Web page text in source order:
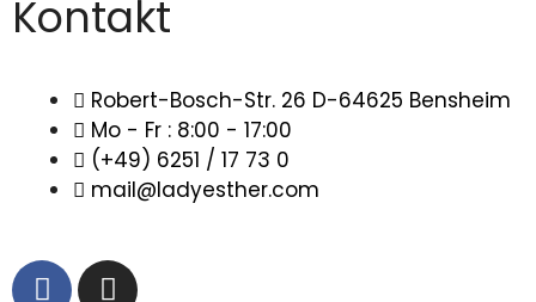
Kontakt
Robert-Bosch-Str. 26 D-64625 Bensheim
Mo - Fr : 8:00 - 17:00
(+49) 6251 / 17 73 0
mail@ladyesther.com